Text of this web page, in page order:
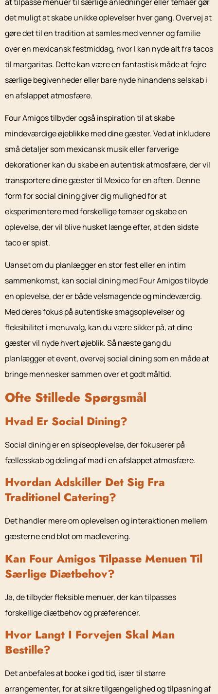
det muligt at skabe unikke oplevelser hver gang. Overvej at
gøre det til en tradition at samles med venner og familie
over en mexicansk festmiddag, hvor I kan nyde alt fra tacos
til margaritas. Dette kan være en fantastisk måde at fejre
særlige begivenheder eller bare nyde hinandens selskab i
en afslappet atmosfære.
Four Amigos tilbyder også inspiration til at skabe
mindeværdige øjeblikke med dine gæster. Ved at inkludere
små detaljer som mexicansk musik eller farverige
dekorationer kan du skabe en autentisk atmosfære, der vil
transportere dine gæster til Mexico for en aften. Denne
form for social dining giver dig mulighed for at
eksperimentere med forskellige temaer og skabe en
oplevelse, der vil blive husket længe efter, at den sidste
taco er spist.
Uanset om du planlægger en stor fest eller en intim
sammenkomst, kan social dining med Four Amigos tilbyde
en oplevelse, der er både velsmagende og mindeværdig.
Med deres fokus på autentiske smagsoplevelser og
fleksibilitet i menuvalg, kan du være sikker på, at dine
gæster vil nyde hvert øjeblik. Så næste gang du
planlægger et event, overvej social dining som en måde at
bringe mennesker sammen over et godt måltid.
Ofte Stillede Spørgsmål
Hvad Er Social Dining?
Social dining er en spiseoplevelse, der fokuserer på
fællesskab og deling af mad i en afslappet atmosfære.
Hvordan Adskiller Det Sig Fra
Traditionel Catering?
Det handler mere om oplevelsen og interaktionen mellem
gæsterne end blot om madlevering.
Kan Four Amigos Tilpasse Menuen Til
Særlige Diætbehov?
Ja, de tilbyder fleksible menuer, der kan tilpasses
forskellige diætbehov og præferencer.
Hvor Langt I Forvejen Skal Man
Bestille?
Det anbefales at booke i god tid, især til større
arrangementer, for at sikre tilgængelighed og tilpasning af